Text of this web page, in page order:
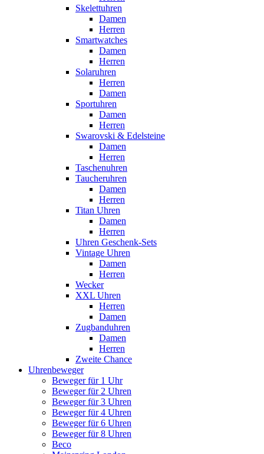
Skelettuhren
Damen
Herren
Smartwatches
Damen
Herren
Solaruhren
Herren
Damen
Sportuhren
Damen
Herren
Swarovski & Edelsteine
Damen
Herren
Taschenuhren
Taucheruhren
Damen
Herren
Titan Uhren
Damen
Herren
Uhren Geschenk-Sets
Vintage Uhren
Damen
Herren
Wecker
XXL Uhren
Herren
Damen
Zugbanduhren
Damen
Herren
Zweite Chance
Uhrenbeweger
Beweger für 1 Uhr
Beweger für 2 Uhren
Beweger für 3 Uhren
Beweger für 4 Uhren
Beweger für 6 Uhren
Beweger für 8 Uhren
Beco